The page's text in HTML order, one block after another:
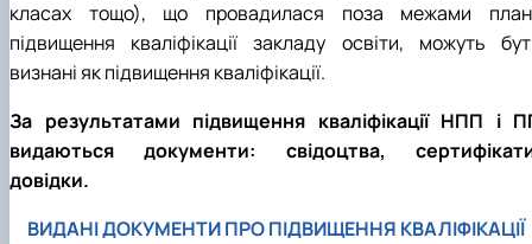
класах тощо), що провадилася поза межами
підвищення кваліфікації закладу освіти, можуть
визнані як підвищення кваліфікації.
За результатами підвищення кваліфікації НПП і
видаються документи: свідоцтва,
довідки.
ВИДАНІ ДОКУМЕНТИ ПРО ПІДВИЩЕННЯ КВАЛІФІКАЦІЇ